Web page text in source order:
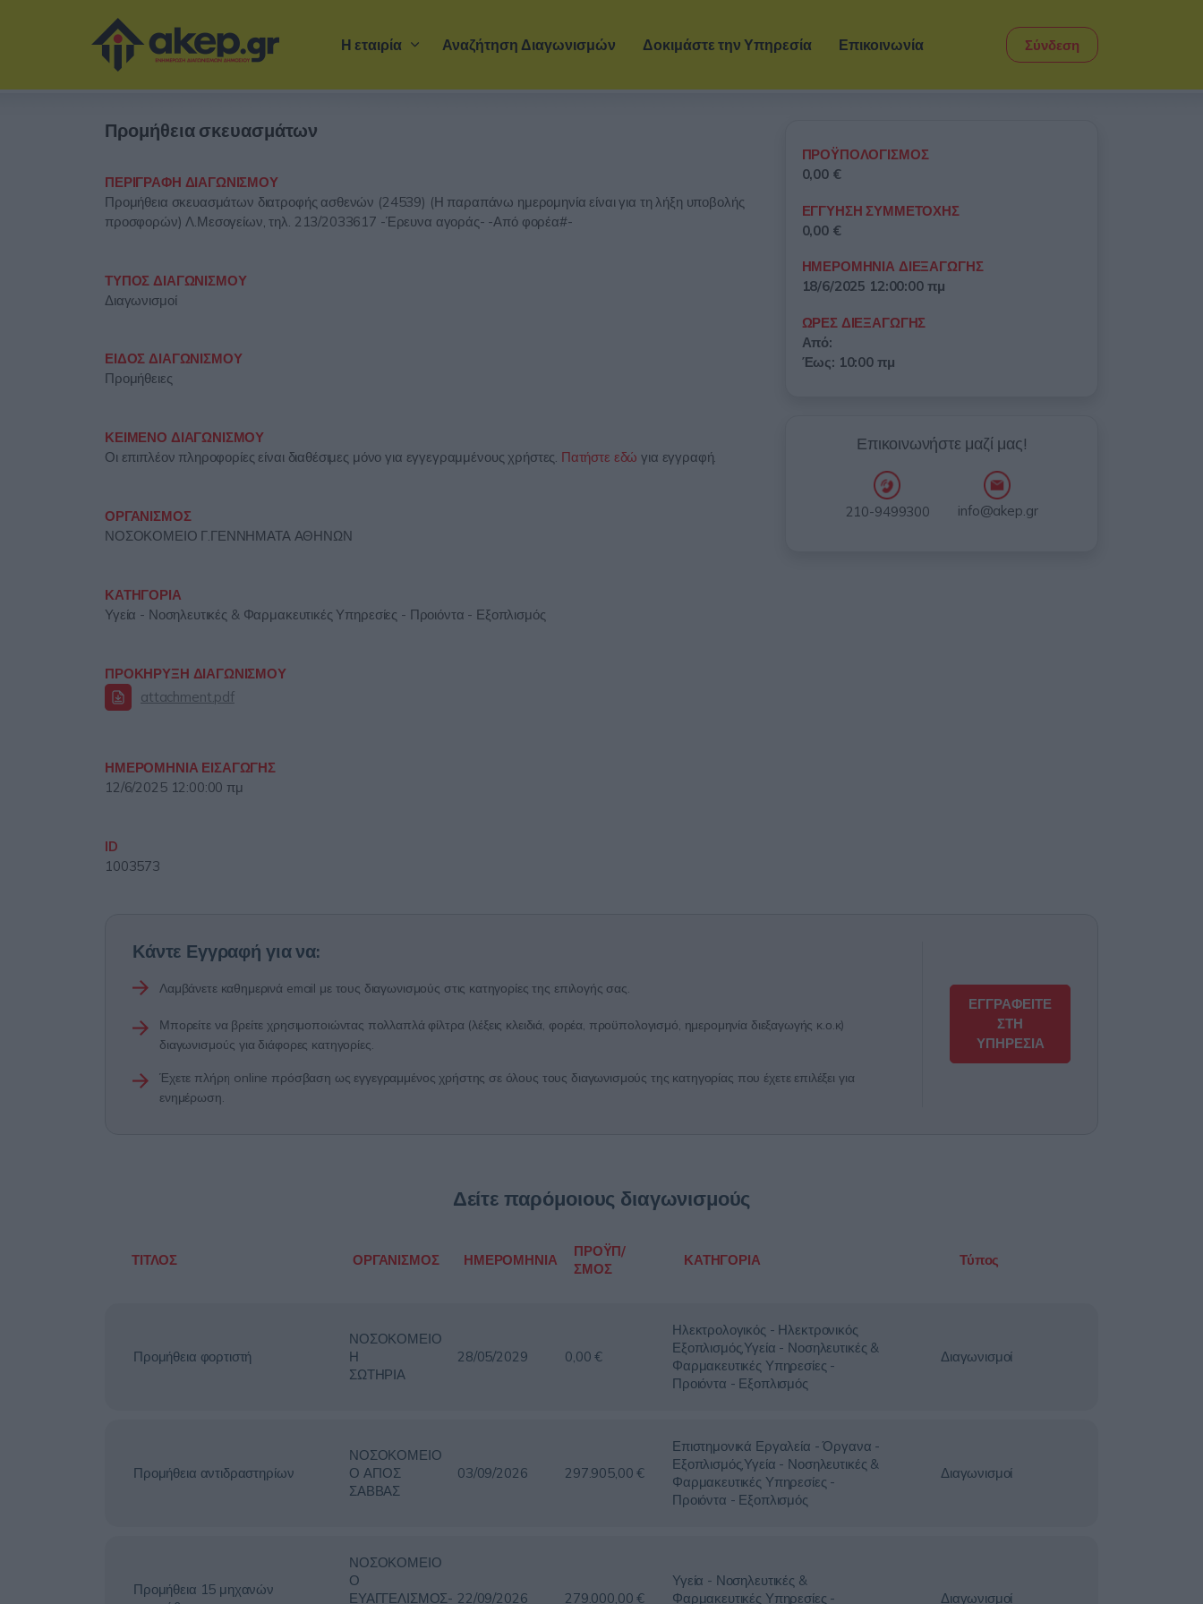
Η εταιρία
Αναζήτηση Διαγωνισμών Δοκιμάστε την Υπηρεσία Επικοινωνία Σύνδεση
Προμήθεια σκευασμάτων
ΠΕΡΙΓΡΑΦΗ ΔΙΑΓΩΝΙΣΜΟΥ
Προμήθεια σκευασμάτων διατροφής ασθενών (24539) (Η παραπάνω ημερομηνία είναι για τη λήξη υποβολής
προσφορών) Λ.Μεσογείων, τηλ. 213/2033617 -Έρευνα αγοράς- -Από φορέα#-
ΤΥΠΟΣ ΔΙΑΓΩΝΙΣΜΟΥ
Διαγωνισμοί
ΕΙΔΟΣ ΔΙΑΓΩΝΙΣΜΟΥ
Προμήθειες
ΚΕΙΜΕΝΟ ΔΙΑΓΩΝΙΣΜΟΥ
Οι επιπλέον πληροφορίες είναι διαθέσιμες μόνο για εγγεγραμμένους χρήστες. Πατήστε εδώ για εγγραφή.
ΟΡΓΑΝΙΣΜΟΣ
ΝΟΣΟΚΟΜΕΙΟ Γ.ΓΕΝΝΗΜΑΤΑ ΑΘΗΝΩΝ
ΚΑΤΗΓΟΡΙΑ
Υγεία - Νοσηλευτικές & Φαρμακευτικές Υπηρεσίες - Προιόντα - Εξοπλισμός
ΠΡΟΚΗΡΥΞΗ ΔΙΑΓΩΝΙΣΜΟΥ
attachment.pdf
ΗΜΕΡΟΜΗΝΙΑ ΕΙΣΑΓΩΓΗΣ
12/6/2025 12:00:00 πμ
ID
1003573
ΠΡΟΫΠΟΛΟΓΙΣΜΟΣ
0,00 €
ΕΓΓΥΗΣΗ ΣΥΜΜΕΤΟΧΗΣ
0,00 €
ΗΜΕΡΟΜΗΝΙΑ ΔΙΕΞΑΓΩΓΗΣ
18/6/2025 12:00:00 πμ
ΩΡΕΣ ΔΙΕΞΑΓΩΓΗΣ
Από:
Έως: 10:00 πμ
Επικοινωνήστε μαζί μας!
210-9499300 info@akep.gr
Κάντε Εγγραφή για να:
Λαμβάνετε καθημερινά email με τους διαγωνισμούς στις κατηγορίες της επιλογής σας.
Μπορείτε να βρείτε χρησιμοποιώντας πολλαπλά φίλτρα (λέξεις κλειδιά, φορέα, προϋπολογισμό, ημερομηνία διεξαγωγής κ.ο.κ)
διαγωνισμούς για διάφορες κατηγορίες.
Έχετε πλήρη online πρόσβαση ως εγγεγραμμένος χρήστης σε όλους τους διαγωνισμούς της κατηγορίας που έχετε επιλέξει για
ενημέρωση.
ΕΓΓΡΑΦΕΙΤΕ
ΣΤΗ
ΥΠΗΡΕΣΙΑ
Δείτε παρόμοιους διαγωνισμούς
ΤΙΤΛΟΣ ΟΡΓΑΝΙΣΜΟΣ ΗΜΕΡΟΜΗΝΙΑ
ΠΡΟΫΠ/
ΣΜΟΣ
ΚΑΤΗΓΟΡΙΑ Τύπος
Προμήθεια φορτιστή
ΝΟΣΟΚΟΜΕΙΟ
Η
ΣΩΤΗΡΙΑ
28/05/2029 0,00 €
Ηλεκτρολογικός - Ηλεκτρονικός
Εξοπλισμός,Υγεία - Νοσηλευτικές &
Φαρμακευτικές Υπηρεσίες -
Προιόντα - Εξοπλισμός
Διαγωνισμοί
Προμήθεια αντιδραστηρίων
ΝΟΣΟΚΟΜΕΙΟ
Ο ΑΓΙΟΣ
ΣΑΒΒΑΣ
03/09/2026 297.905,00 €
Επιστημονικά Εργαλεία - Όργανα -
Εξοπλισμός,Υγεία - Νοσηλευτικές &
Φαρμακευτικές Υπηρεσίες -
Προιόντα - Εξοπλισμός
Διαγωνισμοί
Προμήθεια 15 μηχανών
ΝΟΣΟΚΟΜΕΙΟ
Ο
ΕΥΑΓΓΕΛΙΣΜΟΣ- 22/09/2026 279.000,00 €
Υγεία - Νοσηλευτικές &
Φαρμακευτικές Υπηρεσίες -
Διαγωνισμοί